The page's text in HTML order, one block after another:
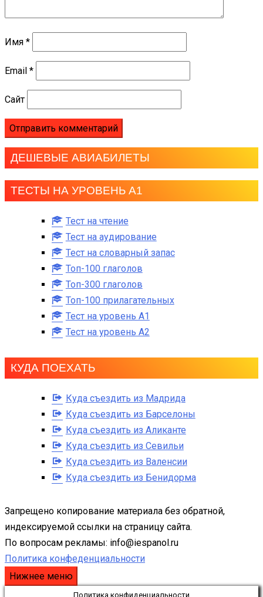
Имя *
Email *
Сайт
ДЕШЕВЫЕ АВИАБИЛЕТЫ
ТЕСТЫ НА УРОВЕНЬ А1
Тест на чтение
Тест на аудирование
Тест на словарный запас
Топ-100 глаголов
Топ-300 глаголов
Топ-100 прилагательных
Тест на уровень A1
Тест на уровень A2
КУДА ПОЕХАТЬ
Куда съездить из Мадрида
Куда съездить из Барселоны
Куда съездить из Аликанте
Куда съездить из Севильи
Куда съездить из Валенсии
Куда съездить из Бенидорма
Запрещено копирование материала без обратной,
индексируемой ссылки на страницу сайта.
По вопросам рекламы: info@iespanol.ru
Политика конфеденциальности
Нижнее меню
Политика конфиденциальности